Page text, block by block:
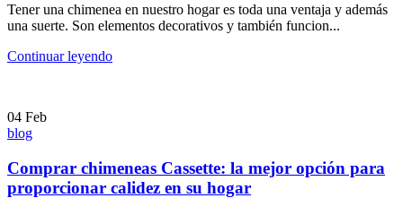
Tener una chimenea en nuestro hogar es toda una ventaja y además
una suerte. Son elementos decorativos y también funcion...
Continuar leyendo
04 Feb
blog
Comprar chimeneas Cassette: la mejor opción para
proporcionar calidez en su hogar